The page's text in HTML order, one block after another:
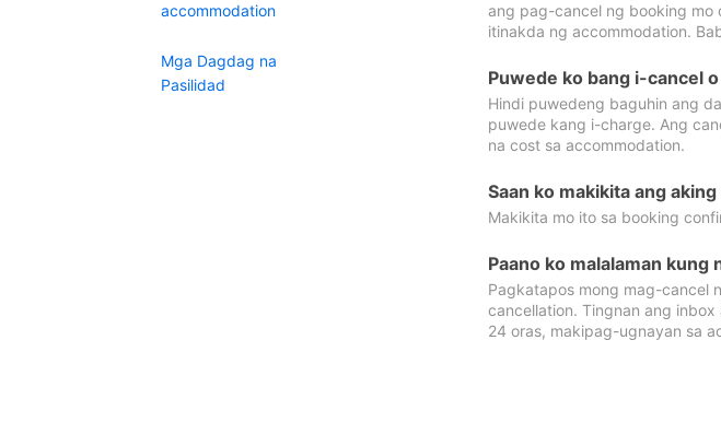
accommodation
Mga Dagdag na
Pasilidad
ang pag-cancel ng booking mo
itinakda ng accommodation.
Puwede ko bang i-cancel
Hindi puwedeng baguhin ang
puwede kang i-charge. Ang
na cost sa accommodation.
Saan ko makikita ang
Makikita mo ito sa booking
Paano ko malalaman
Pagkatapos mong mag-cancel
cancellation. Tingnan ang
24 oras, makipag-ugnayan sa